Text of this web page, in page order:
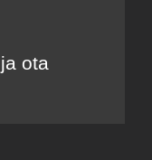
ja ota